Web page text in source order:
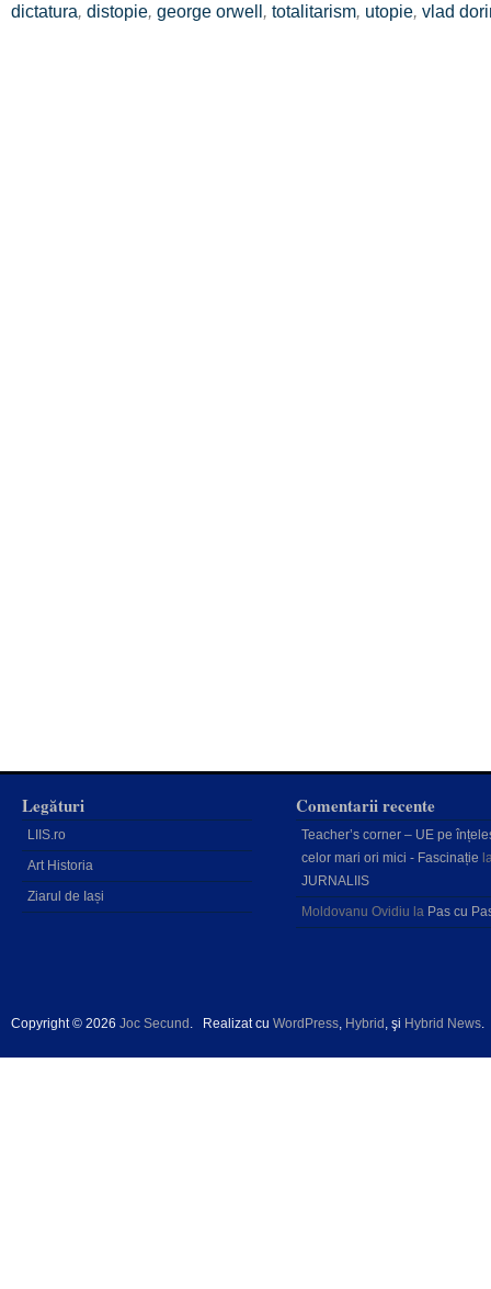
dictatura, distopie, george orwell, totalitarism, utopie, vlad
Legături
LIIS.ro
Art Historia
Ziarul de Iași
Comentarii recente
Teacher’s corner – UE pe
celor mari ori mici - Fascinație
JURNALIIS
Moldovanu Ovidiu la Pas cu
Copyright © 2026 Joc Secund . Realizat cu WordPress, Hybrid , şi Hybrid News.